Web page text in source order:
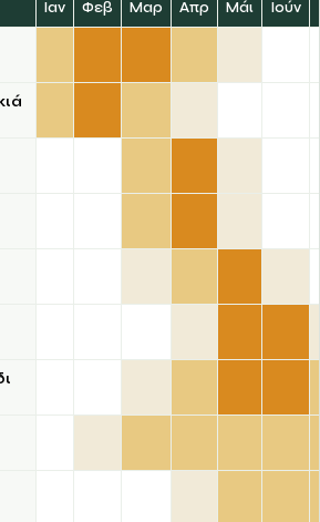
Ιαν Φεβ Μαρ Απρ Μάι Ιούν